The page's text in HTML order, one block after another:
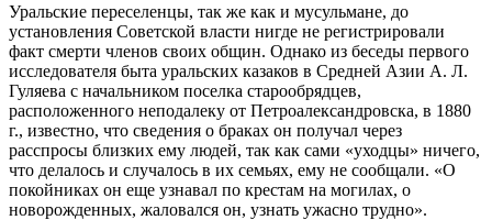
Уральские переселенцы, так же как и мусульмане, до
установления Советской власти нигде не регистрировали
факт смерти членов своих общин. Однако из беседы первого
исследователя быта уральских казаков в Средней Азии А. Л.
Гуляева с начальником поселка старообрядцев,
расположенного неподалеку от Петроалександровска, в 1880
г., известно, что сведения о браках он получал через
расспросы близких ему людей, так как сами «уходцы» ничего,
что делалось и случалось в их семьях, ему не сообщали. «О
покойниках он еще узнавал по крестам на могилах, о
новорожденных, жаловался он, узнать ужасно трудно».